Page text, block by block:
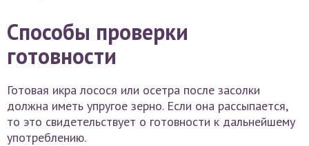
Способы проверки
готовности
Готовая икра лосося или осетра после засолки
должна иметь упругое зерно. Если она рассыпается,
то это свидетельствует о готовности к дальнейшему
употреблению.